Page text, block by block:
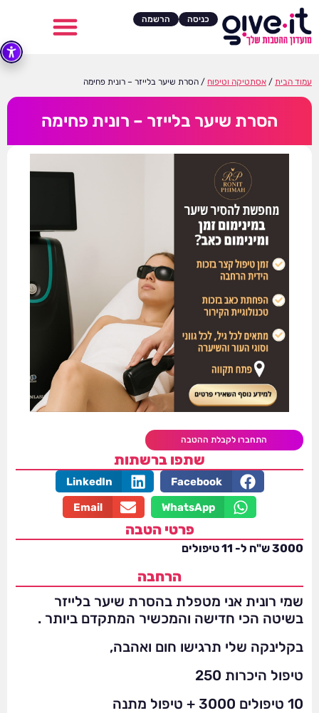
כניסה הרשמה
עמוד הבית / אסתטיקה וטיפוח / הסרת שיער בלייזר – רונית פחימה
הסרת שיער בלייזר – רונית פחימה
התחברו לקבלת ההטבה
שתפו ברשתות
Facebook
LinkedIn
WhatsApp
Email
פרטי הטבה
3000 ש"ח ל- 11 טיפולים
הרחבה
שמי רונית אני מטפלת בהסרת שיער בלייזר
בשיטה הכי חדישה והמכשיר המתקדם ביותר .
בקלינקה שלי תרגישו חום ואהבה,
טיפול היכרות 250
10 טיפולים 3000 + טיפול מתנה